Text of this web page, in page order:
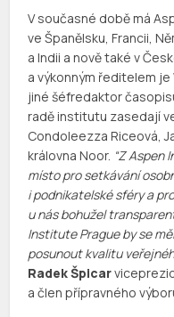
V současné době má
ve Španělsku, Francii,
a Indii a nově také v
a výkonným ředitelem
jiné šéfredaktor
radě institutu zasedají
Condoleezza Riceová,
královna Noor. “Z Aspen
místo pro setkávání
i podnikatelské sféry a
u nás bohužel
Institute Prague by se
posunout kvalitu
Radek Špicar
a člen přípravného